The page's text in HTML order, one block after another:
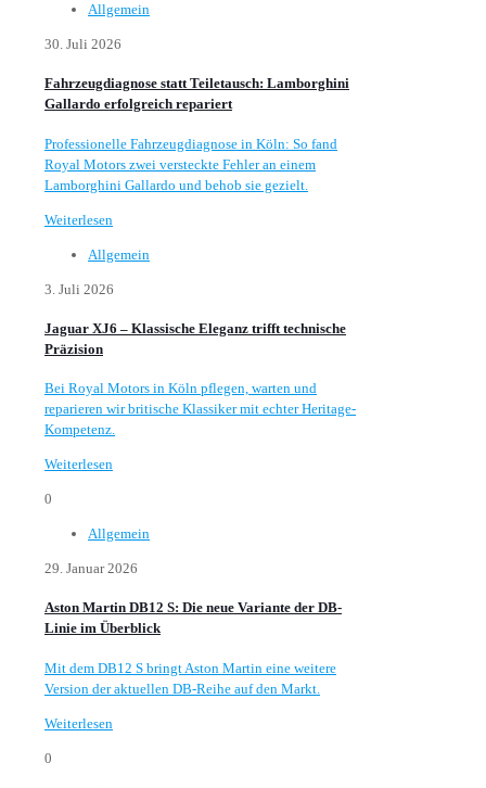
Allgemein
30. Juli 2026
Fahrzeugdiagnose statt Teiletausch: Lamborghini
Gallardo erfolgreich repariert
Professionelle Fahrzeugdiagnose in Köln: So fand
Royal Motors zwei versteckte Fehler an einem
Lamborghini Gallardo und behob sie gezielt.
Weiterlesen
Allgemein
3. Juli 2026
Jaguar XJ6 – Klassische Eleganz trifft technische
Präzision
Bei Royal Motors in Köln pflegen, warten und
reparieren wir britische Klassiker mit echter Heritage-
Kompetenz.
Weiterlesen
0
Allgemein
29. Januar 2026
Aston Martin DB12 S: Die neue Variante der DB-
Linie im Überblick
Mit dem DB12 S bringt Aston Martin eine weitere
Version der aktuellen DB-Reihe auf den Markt.
Weiterlesen
0